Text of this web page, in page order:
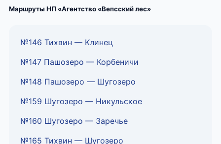
Маршруты НП «Агентство «Вепсский лес»
№146 Тихвин — Клинец
№147 Пашозеро — Корбеничи
№148 Пашозеро — Шугозеро
№159 Шугозеро — Никульское
№160 Шугозеро — Заречье
№165 Тихвин — Шугозеро